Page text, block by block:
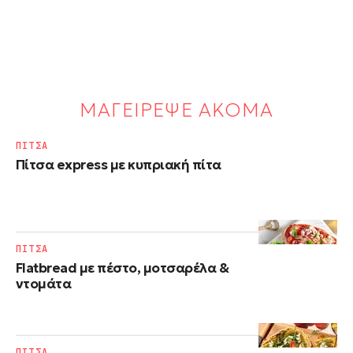
ΜΑΓΕΙΡΕΨΕ ΑΚΟΜΑ
Πίτσα express με κυπριακή πίτα
ΠΙΤΣΑ
Flatbread με πέστο, μοτσαρέλα &
ντομάτα
ΠΙΤΣΑ